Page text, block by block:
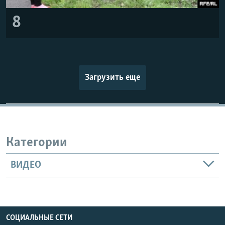
8
Загрузить еще
Категории
ВИДЕО
СОЦИАЛЬНЫЕ СЕТИ